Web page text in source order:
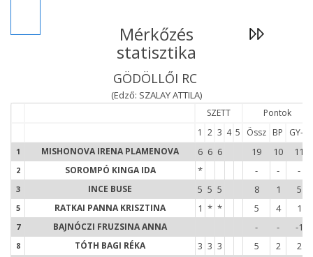
Mérkőzés
statisztika
GÖDÖLLŐI RC
(Edző: SZALAY ATTILA)
SZETT
Pontok
1 2 3 4 5 Össz BP GY-V
1 MISHONOVA IRENA PLAMENOVA 6 6 6 19 10 11
2 SOROMPÓ KINGA IDA * - - -
3 INCE BUSE 5 5 5 8 1 5
5 RATKAI PANNA KRISZTINA 1 * * 5 4 1
7 BAJNÓCZI FRUZSINA ANNA - - -1
8 TÓTH BAGI RÉKA 3 3 3 5 2 2